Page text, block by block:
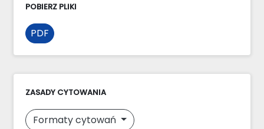
POBIERZ PLIKI
PDF
ZASADY CYTOWANIA
Formaty cytowań